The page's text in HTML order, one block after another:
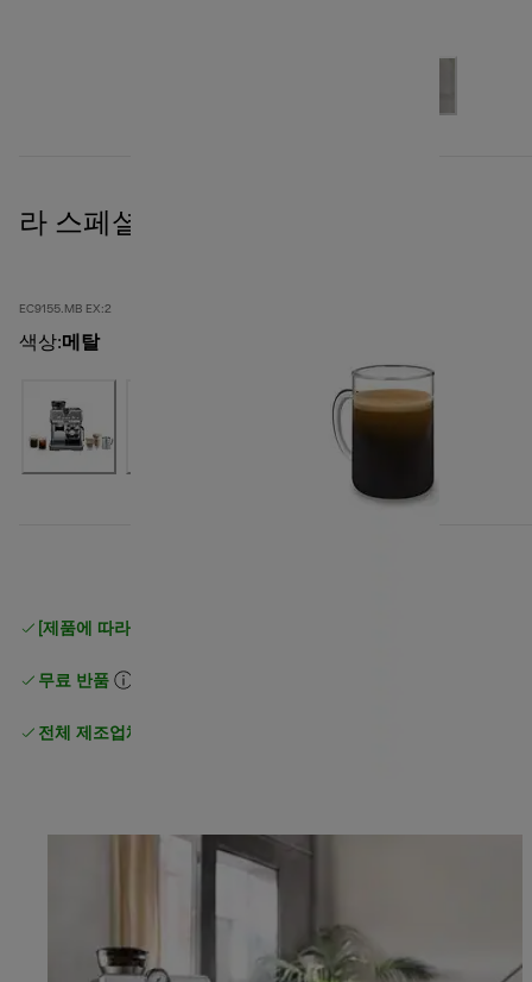
라 스페셜리스타 아르떼 블랙
EC9155.MB EX:2
색상:메탈
[제품에 따라 무료 배송]
무료 반품
전체 제조업체 보증